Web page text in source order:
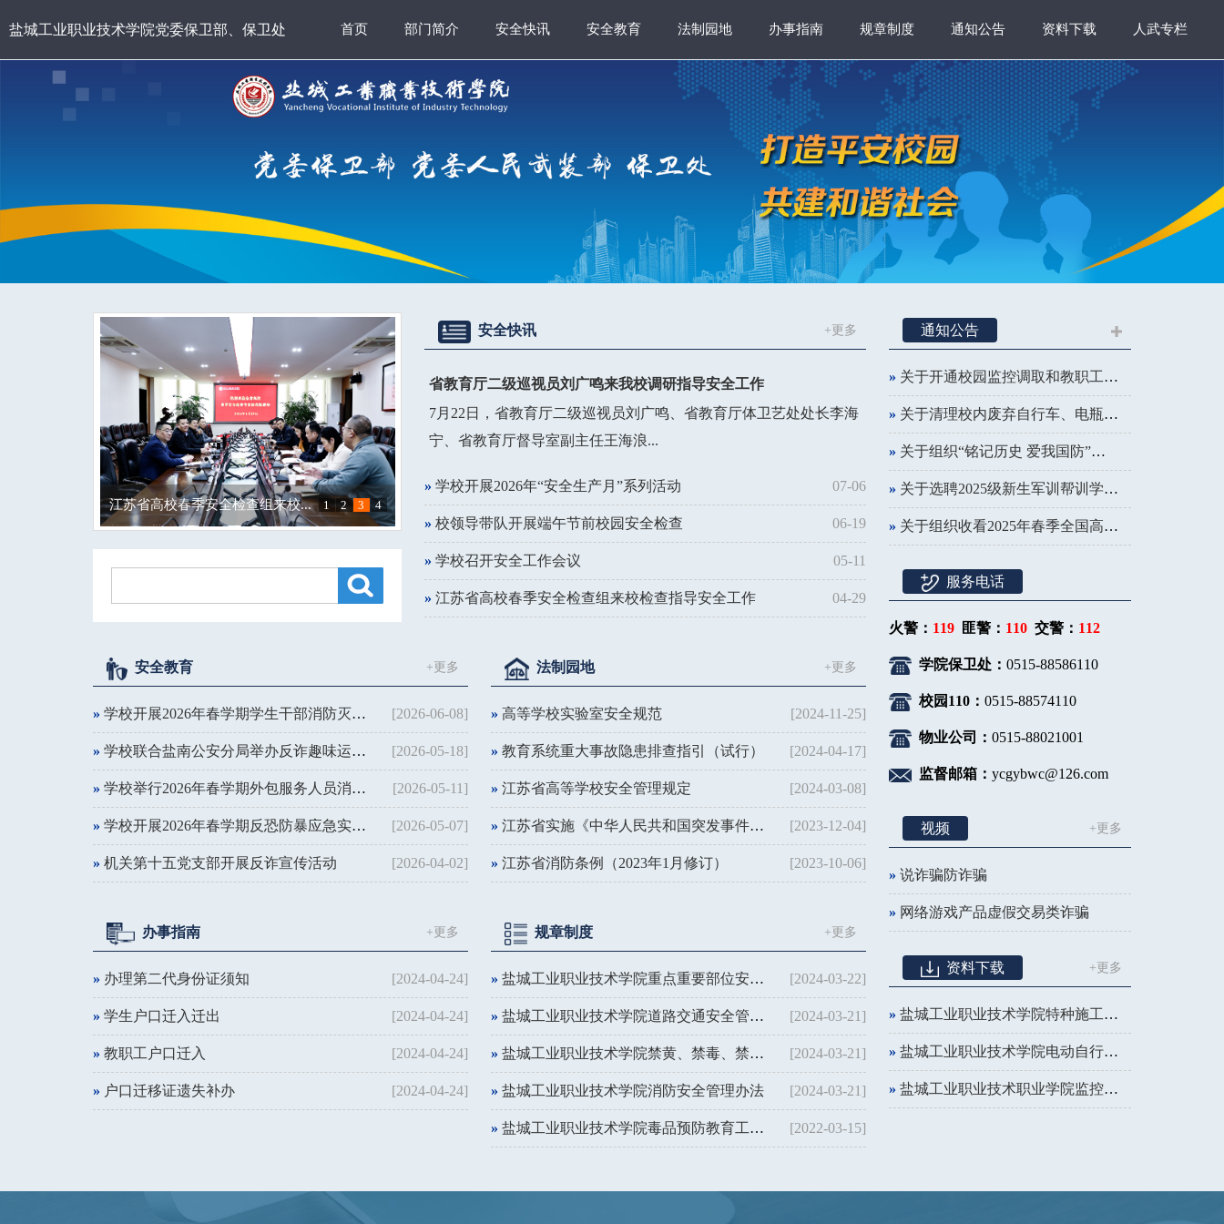
盐城工业职业技术学院党委保卫部、保卫处 首页 部门简介 安全快讯 安全教育 法制园地 办事指南 规章制度 通知公告 资料下载 人武专栏
学校开展2026年“安全生产月”...
校领导带队开展端午节前校园安...
江苏省高校春季安全检查组来校...
校领导检查春季学期开学前准备...
1 2 3 4
+更多
安全快讯
省教育厅二级巡视员刘广鸣来我校调研指导安全工作
7月22日，省教育厅二级巡视员刘广鸣、省教育厅体卫艺处处长李海
宁、省教育厅督导室副主任王海浪...
07-06
»学校开展2026年“安全生产月”系列活动
06-19
»校领导带队开展端午节前校园安全检查
05-11
»学校召开安全工作会议
04-29
»江苏省高校春季安全检查组来校检查指导安全工作
+更多
安全教育
[2026-06-08]
» 学校开展2026年春学期学生干部消防灭火演练活动
[2026-05-18]
» 学校联合盐南公安分局举办反诈趣味运动会
[2026-05-11]
» 学校举行2026年春学期外包服务人员消防安全培训演练
[2026-05-07]
» 学校开展2026年春学期反恐防暴应急实战演练活动
[2026-04-02]
» 机关第十五党支部开展反诈宣传活动
+更多
法制园地
[2024-11-25]
» 高等学校实验室安全规范
[2024-04-17]
» 教育系统重大事故隐患排查指引（试行）
[2024-03-08]
» 江苏省高等学校安全管理规定
[2023-12-04]
» 江苏省实施《中华人民共和国突发事件应对法》办法
[2023-10-06]
» 江苏省消防条例（2023年1月修订）
+更多
办事指南
[2024-04-24]
» 办理第二代身份证须知
[2024-04-24]
» 学生户口迁入迁出
[2024-04-24]
» 教职工户口迁入
[2024-04-24]
» 户口迁移证遗失补办
+更多
规章制度
[2024-03-22]
» 盐城工业职业技术学院重点重要部位安全管理规定
[2024-03-21]
» 盐城工业职业技术学院道路交通安全管理办法（试行）
[2024-03-21]
» 盐城工业职业技术学院禁黄、禁毒、禁赌工作制度
[2024-03-21]
» 盐城工业职业技术学院消防安全管理办法
[2022-03-15]
» 盐城工业职业技术学院毒品预防教育工作实施方案
通知公告
» 关于开通校园监控调取和教职工车辆登记线上申请的通知（试行）
» 关于清理校内废弃自行车、电瓶车的通知
» 关于组织“铭记历史 爱我国防”第二届全民国防教育主题征文活动的通知
» 关于选聘2025级新生军训帮训学生教官的通知
» 关于组织收看2025年春季全国高校消防安全公开课的通知
服务电话
火警： 119匪警： 110交警： 112
学院保卫处： 0515-88586110
校园110： 0515-88574110
物业公司： 0515-88021001
监督邮箱： ycgybwc@126.com
+更多
视频
» 说诈骗防诈骗
» 网络游戏产品虚假交易类诈骗
+更多
资料下载
» 盐城工业职业技术学院特种施工车辆进校申请表
» 盐城工业职业技术学院电动自行车通行证申请表
» 盐城工业职业技术职业学院监控查询申请表